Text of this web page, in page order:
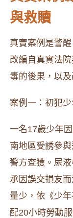
與救贖
真實案例是警
改編自真實法
毒的後果，以
案例一：初犯
一名17歲少年
南地區受誘參
警方查獲。尿
承因誤交損友
量少，依《少
配20小時勞動